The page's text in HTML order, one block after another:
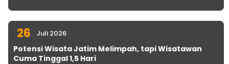
26 Juli 2026
Potensi Wisata Jatim Melimpah, tapi Wisatawan
Cuma Tinggal 1,5 Hari